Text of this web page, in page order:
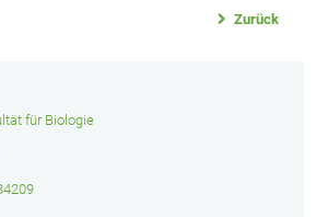
Zurück
für Biologie